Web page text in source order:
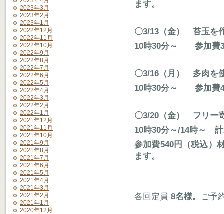
2023年3月
2023年2月
2023年1月
2022年12月
2022年11月
2022年10月
2022年9月
2022年8月
2022年7月
2022年6月
2022年5月
2022年4月
2022年3月
2022年2月
2022年1月
2021年12月
2021年11月
2021年10月
2021年9月
2021年8月
2021年7月
2021年6月
2021年5月
2021年4月
2021年3月
2021年2月
2021年1月
2020年12月
ます。
〇3/13（金） 苔玉を
10時30分～ 参加費
〇3/16（月） 多肉を
10時30分～ 参加費
〇3/20（金） フリー
10時30分～/14時～
参加費540円（税込
ます。
各回定員 8名様。 ご予